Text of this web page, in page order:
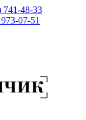
741-48-33
07-51